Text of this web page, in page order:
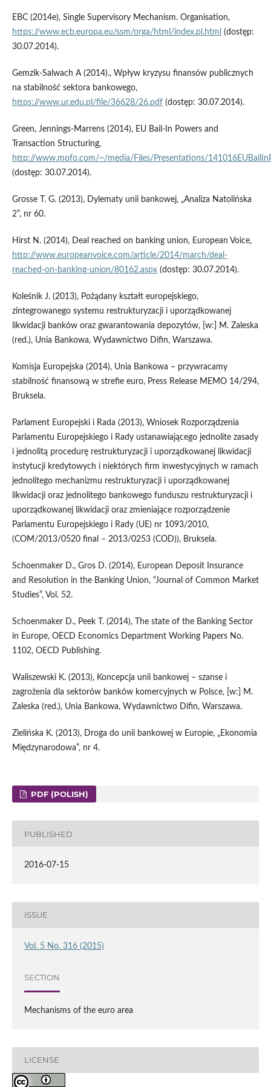
EBC (2014e), Single Supervisory Mechanism. Organisation,
https://www.ecb.europa.eu/ssm/orga/html/index.pl.html (dostęp:
30.07.2014).
Gemzik-Salwach A (2014)., Wpływ kryzysu finansów publicznych
na stabilność sektora bankowego,
https://www.ur.edu.pl/file/36628/26.pdf(dostęp: 30.07.2014).
Green, Jennings-Marrens (2014), EU Bail-In Powers and
Transaction Structuring,
http://www.mofo.com/~/media/Files/Presentations/
(dostęp: 30.07.2014).
Grosse T. G. (2013), Dylematy unii bankowej, „Analiza Natolińska
2”, nr 60.
Hirst N. (2014), Deal reached on banking union, European Voice,
http://www.europeanvoice.com/article/2014/march/deal-
reached-on-banking-union/80162.aspx(dostęp: 30.07.2014).
Koleśnik J. (2013), Pożądany kształt europejskiego,
zintegrowanego systemu restrukturyzacji i uporządkowanej
likwidacji banków oraz gwarantowania depozytów, [w:] M. Zaleska
(red.), Unia Bankowa, Wydawnictwo Difin, Warszawa.
Komisja Europejska (2014), Unia Bankowa – przywracamy
stabilność finansową w strefie euro, Press Release MEMO 14/294,
Bruksela.
Parlament Europejski i Rada (2013), Wniosek Rozporządzenia
Parlamentu Europejskiego i Rady ustanawiającego jednolite zasady
i jednolitą procedurę restrukturyzacji i uporządkowanej likwidacji
instytucji kredytowych i niektórych firm inwestycyjnych w ramach
jednolitego mechanizmu restrukturyzacji i uporządkowanej
likwidacji oraz jednolitego bankowego funduszu restrukturyzacji i
uporządkowanej likwidacji oraz zmieniające rozporządzenie
Parlamentu Europejskiego i Rady (UE) nr 1093/2010,
(COM/2013/0520 final – 2013/0253 (COD)), Bruksela.
Schoenmaker D., Gros D. (2014), European Deposit Insurance
and Resolution in the Banking Union, “Journal of Common Market
Studies”, Vol. 52.
Schoenmaker D., Peek T. (2014), The state of the Banking Sector
in Europe, OECD Economics Department Working Papers No.
1102, OECD Publishing.
Waliszewski K. (2013), Koncepcja unii bankowej – szanse i
zagrożenia dla sektorów banków komercyjnych w Polsce, [w:] M.
Zaleska (red.), Unia Bankowa, Wydawnictwo Difin, Warszawa.
Zielińska K. (2013), Droga do unii bankowej w Europie, „Ekonomia
Międzynarodowa”, nr 4.
PDF (POLISH)
PUBLISHED
2016-07-15
ISSUE
Vol. 5 No. 316 (2015)
SECTION
Mechanisms of the euro area
LICENSE